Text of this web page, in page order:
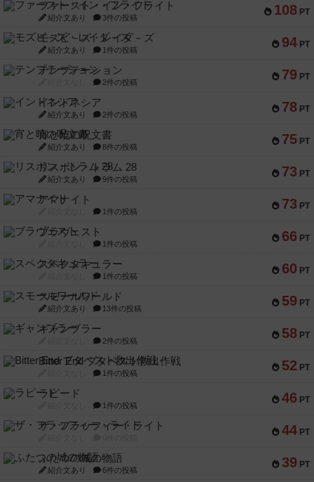
108 PT
ファースト・イン・フライト
紹介文あり 3件の投稿
94 PT
モズビ－ズ・レイダ－ズ
紹介文あり 1件の投稿
79 PT
テンプテーション
2件の投稿
78 PT
インドネシア
紹介文あり 2件の投稿
75 PT
宵と暁の呪文書
紹介文あり 8件の投稿
73 PT
リスボン・トラム 28
紹介文あり 9件の投稿
73 PT
アマナイト
1件の投稿
66 PT
ブラヴェスト
1件の投稿
60 PT
スペクタキュラー
1件の投稿
59 PT
スモールワールド
紹介文あり 13件の投稿
58 PT
ギャンブラー
2件の投稿
52 PT
Bitter End ブタペスト救出作戦
1件の投稿
46 PT
ラピード
1件の投稿
44 PT
ザ・フラッフィー・ライト
39 PT
ふたつの城の物語
紹介文あり 6件の投稿